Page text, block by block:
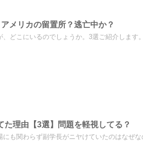
メリカの留置所？逃亡中か？
どこにいるのでしょうか。3選ご紹介しま
理由【3選】問題を軽視してる？
も関わらず副学長がニヤけていたのはなぜ